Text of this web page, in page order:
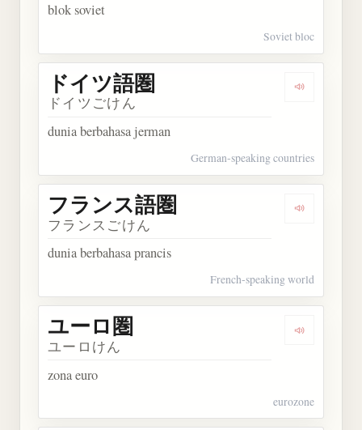
blok soviet
Soviet bloc
Dengarkan
ドイツ語圏
ドイツごけん
dunia berbahasa jerman
German-speaking countries
Dengarkan
フランス語圏
フランスごけん
dunia berbahasa prancis
French-speaking world
Dengarkan
ユーロ圏
ユーロけん
zona euro
eurozone